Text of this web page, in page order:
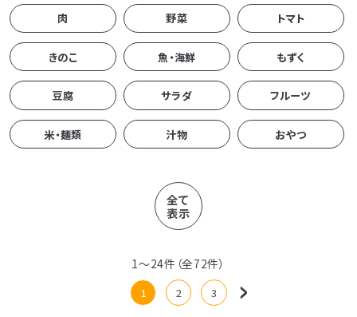
肉 野菜 トマト
きのこ 魚・海鮮 もずく
豆腐 サラダ フルーツ
米・麺類 汁物 おやつ
全て
表示
1〜24件（全72件）
1 2 3